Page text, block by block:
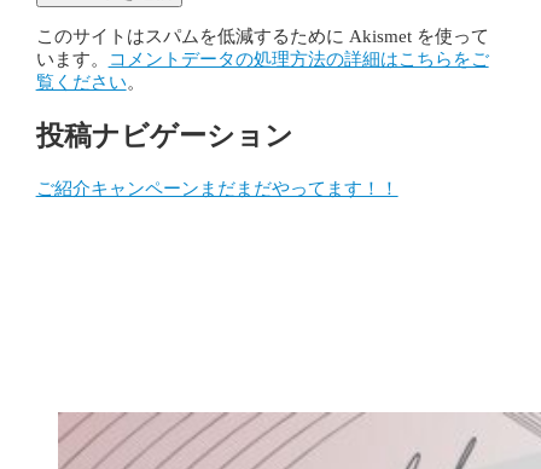
このサイトはスパムを低減するために Akismet を使って
います。
コメントデータの処理方法の詳細はこちらをご
覧ください。
投稿ナビゲーション
ご紹介キャンペーンまだまだやってます！！